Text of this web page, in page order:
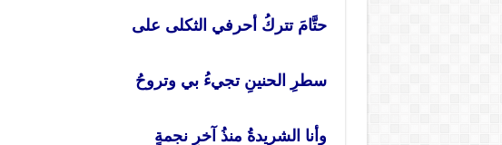
حتَّامَ تتركُ أحرفي الثكلى على
سطرِ الحنينِ تجيءُ بي وتروحُ
وأنا الشريدةُ منذُ آخرِ نجمةٍ